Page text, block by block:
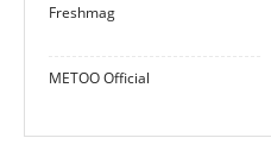
Freshmag
METOO Official